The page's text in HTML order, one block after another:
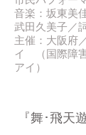
音楽：坂東美
武田久美子​／
主催：大阪府
イ （国際障
アイ）
『舞･飛天遊